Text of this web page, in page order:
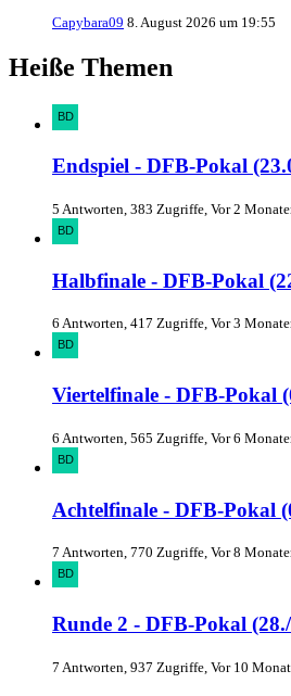
Capybara09 8. August 2026 um 19:55
Heiße Themen
Endspiel - DFB-Pokal
5 Antworten, 383 Zugriffe, Vor 2
Halbfinale - DFB-Pokal
6 Antworten, 417 Zugriffe, Vor 3
Viertelfinale - DFB-Pokal
6 Antworten, 565 Zugriffe, Vor 6
Achtelfinale - DFB-Pokal
7 Antworten, 770 Zugriffe, Vor 8
Runde 2 - DFB-Pokal
7 Antworten, 937 Zugriffe, Vor 10